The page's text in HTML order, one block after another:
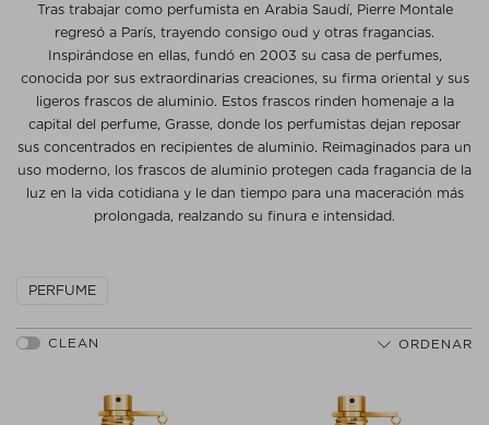
Tras trabajar como perfumista en Arabia Saudí, Pierre Montale
regresó a París, trayendo consigo oud y otras fragancias.
Inspirándose en ellas, fundó en 2003 su casa de perfumes,
conocida por sus extraordinarias creaciones, su firma oriental y sus
ligeros frascos de aluminio. Estos frascos rinden homenaje a la
capital del perfume, Grasse, donde los perfumistas dejan reposar
sus concentrados en recipientes de aluminio. Reimaginados para un
uso moderno, los frascos de aluminio protegen cada fragancia de la
luz en la vida cotidiana y le dan tiempo para una maceración más
prolongada, realzando su finura e intensidad.
PERFUME
ORDENAR